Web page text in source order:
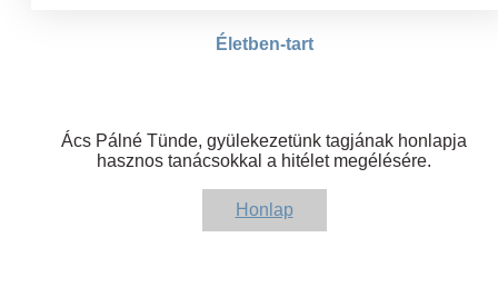
Életben-tart
Ács Pálné Tünde, gyülekezetünk tagjának honlapja
hasznos tanácsokkal a hitélet megélésére.
Honlap